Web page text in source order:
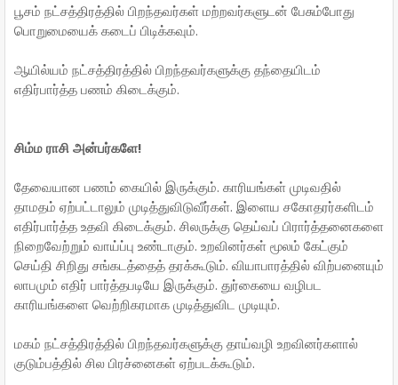
பூசம் நட்சத்திரத்தில் பிறந்தவர்கள் மற்றவர்களுடன் பேசும்போது
பொறுமையைக் கடைப் பிடிக்கவும்.
ஆயில்யம் நட்சத்திரத்தில் பிறந்தவர்களுக்கு தந்தையிடம்
எதிர்பார்த்த பணம் கிடைக்கும்.
சிம்ம ராசி அன்பர்களே!
தேவையான பணம் கையில் இருக்கும். காரியங்கள் முடிவதில்
தாமதம் ஏற்பட்டாலும் முடித்துவிடுவீர்கள். இளைய சகோதரர்களிடம்
எதிர்பார்த்த உதவி கிடைக்கும். சிலருக்கு தெய்வப் பிரார்த்தனைகளை
நிறைவேற்றும் வாய்ப்பு உண்டாகும். உறவினர்கள் மூலம் கேட்கும்
செய்தி சிறிது சங்கடத்தைத் தரக்கூடும். வியாபாரத்தில் விற்பனையும்
லாபமும் எதிர் பார்த்தபடியே இருக்கும். துர்கையை வழிபட
காரியங்களை வெற்றிகரமாக முடித்துவிட முடியும்.
மகம் நட்சத்திரத்தில் பிறந்தவர்களுக்கு தாய்வழி உறவினர்களால்
குடும்பத்தில் சில பிரச்னைகள் ஏற்படக்கூடும்.